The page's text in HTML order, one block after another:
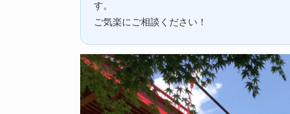
す。
ご気楽にご相談ください！